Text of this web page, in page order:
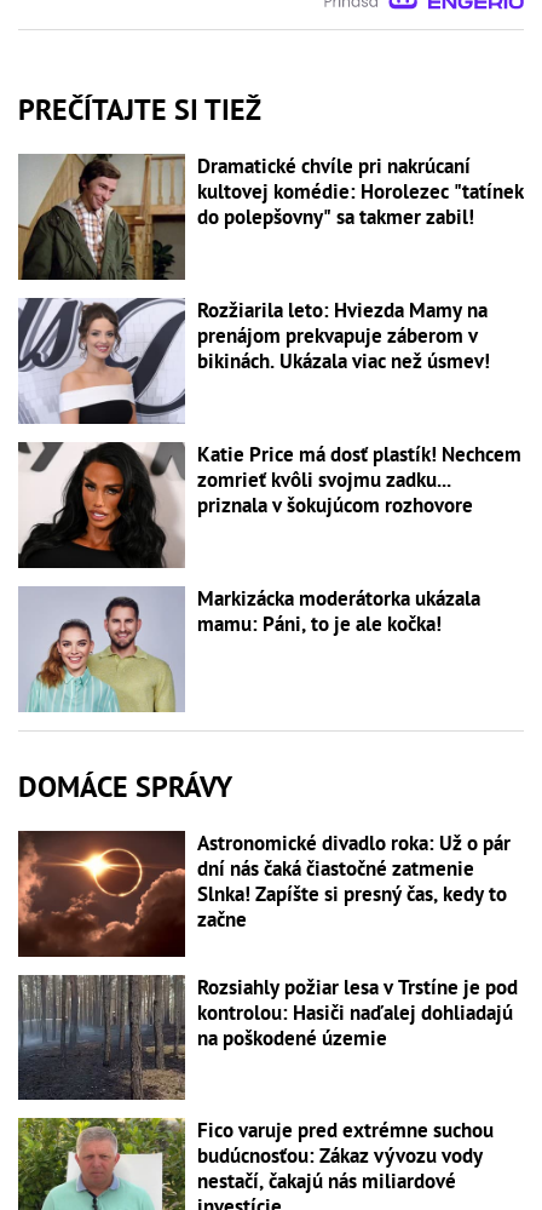
PREČÍTAJTE SI TIEŽ
Dramatické chvíle pri nakrúcaní
kultovej komédie: Horolezec "tatínek
do polepšovny" sa takmer zabil!
Rozžiarila leto: Hviezda Mamy na
prenájom prekvapuje záberom v
bikinách. Ukázala viac než úsmev!
Katie Price má dosť plastík! Nechcem
zomrieť kvôli svojmu zadku...
priznala v šokujúcom rozhovore
Markizácka moderátorka ukázala
mamu: Páni, to je ale kočka!
DOMÁCE SPRÁVY
Astronomické divadlo roka: Už o pár
dní nás čaká čiastočné zatmenie
Slnka! Zapíšte si presný čas, kedy to
začne
Rozsiahly požiar lesa v Trstíne je pod
kontrolou: Hasiči naďalej dohliadajú
na poškodené územie
Fico varuje pred extrémne suchou
budúcnosťou: Zákaz vývozu vody
nestačí, čakajú nás miliardové